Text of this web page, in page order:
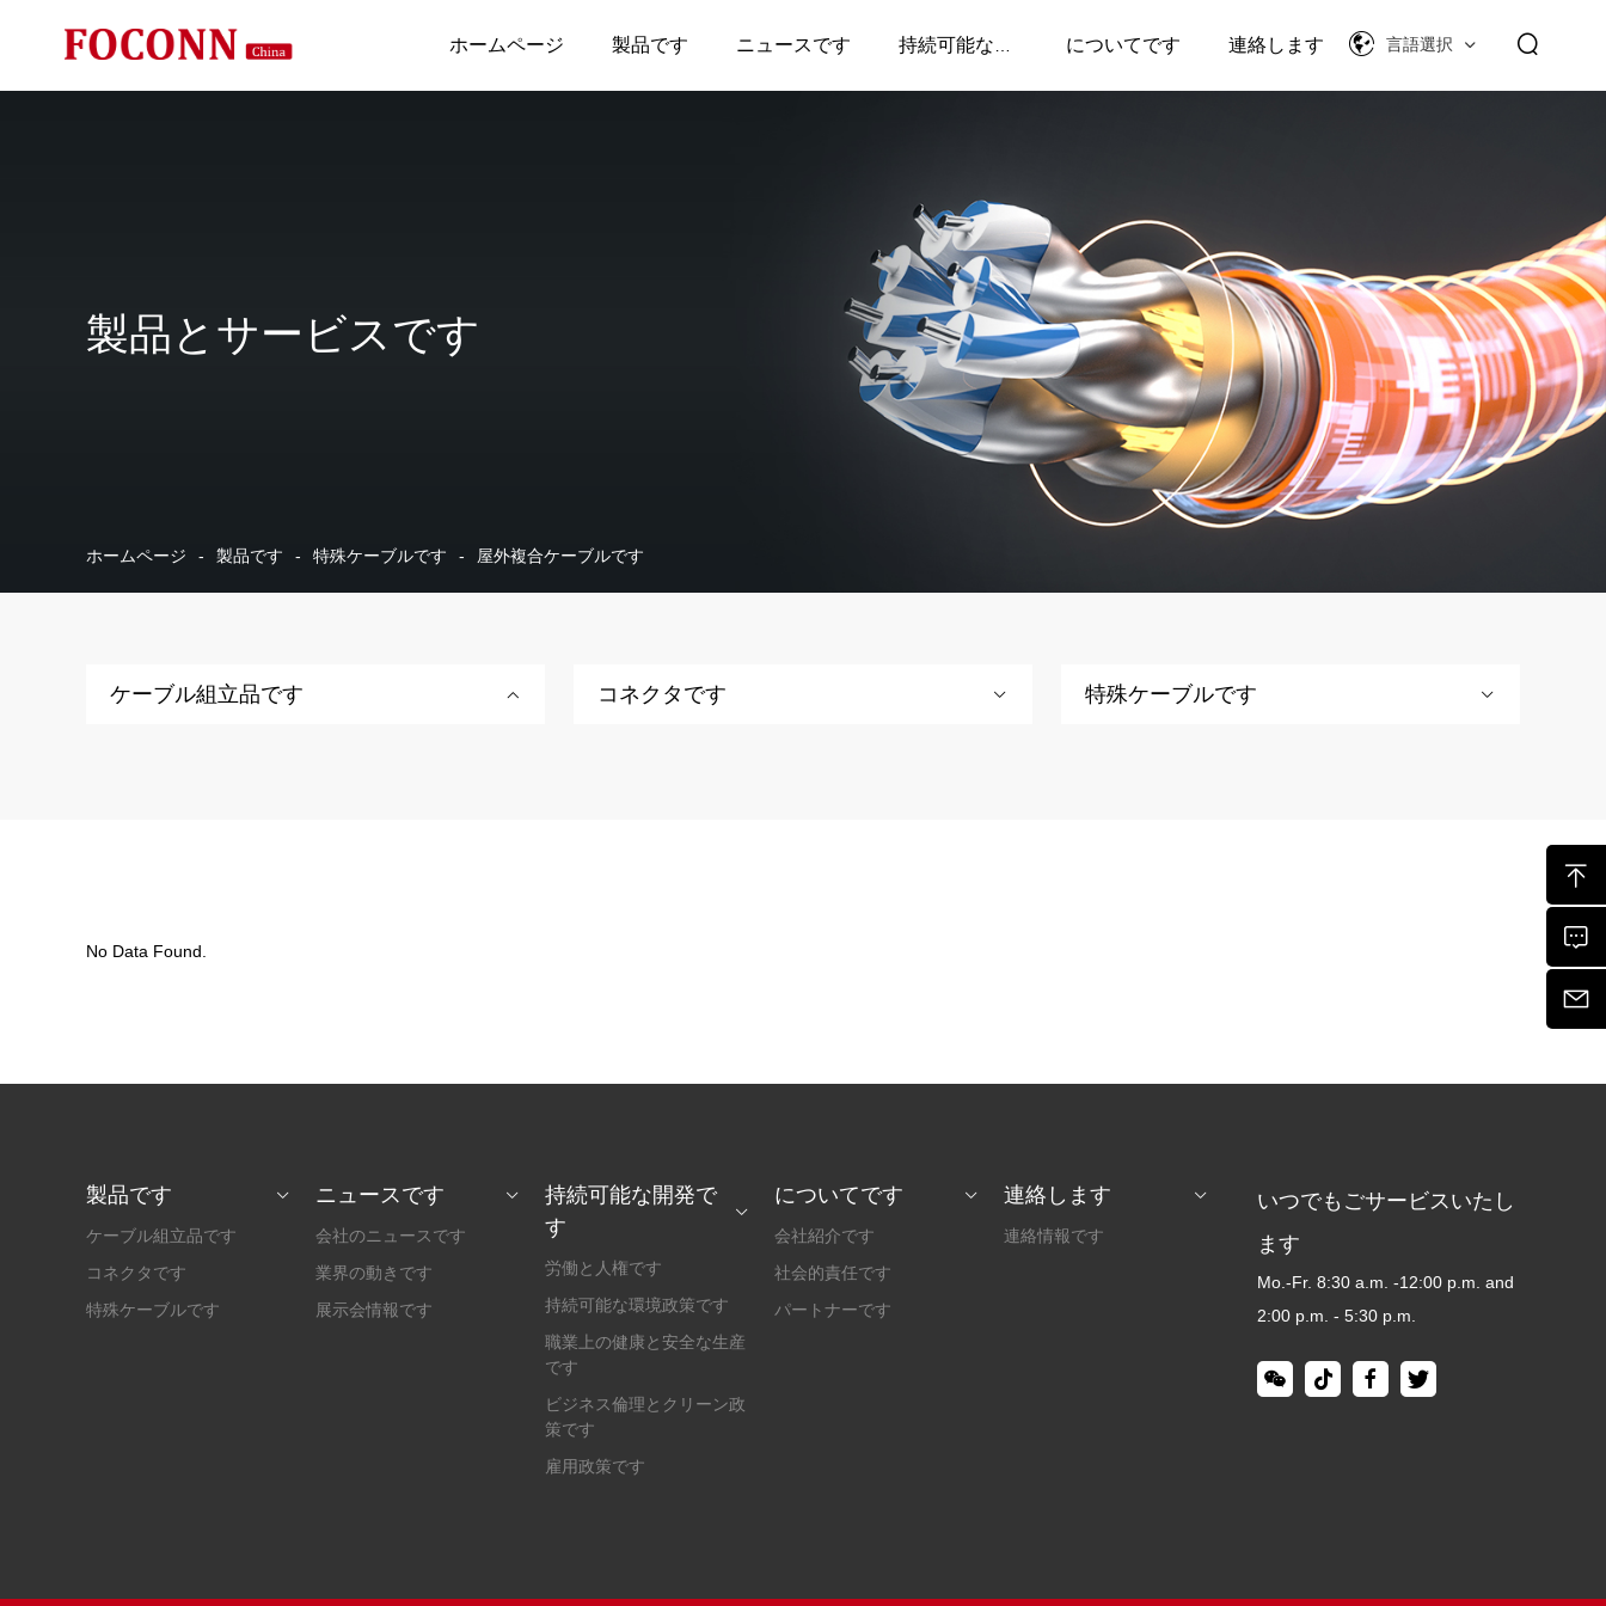
言語選択
ホームページ 製品です ニュースです 持続可能な開 についてです 連絡します
製品とサービスです
ホームページ - 製品です - 特殊ケーブルです - 屋外複合ケーブルです
ケーブル組立品です コネクタです 特殊ケーブルです
No Data Found.
製品です
ケーブル組立品です
コネクタです
特殊ケーブルです
ニュースです
会社のニュースです
業界の動きです
展示会情報です
持続可能な開発で
す
労働と人権です
持続可能な環境政策です
職業上の健康と安全な生産
です
ビジネス倫理とクリーン政
策です
雇用政策です
についてです
会社紹介です
社会的責任です
パートナーです
連絡します
連絡情報です
いつでもごサービスいたし
ます
Mo.-Fr. 8:30 a.m. -12:00 p.m. and
2:00 p.m. - 5:30 p.m.